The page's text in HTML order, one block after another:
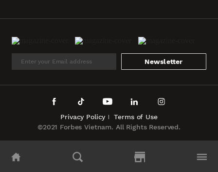
Newsletter
©2021 Forbes Vietnam. All Rights Reserved.
Privacy Policy Terms of Use